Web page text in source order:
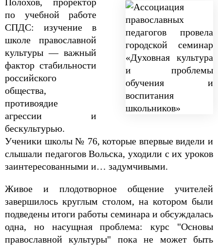
по учебной работе
СПДС: изучение в
школе православной
культуры — важный
фактор стабильности
российского
общества,
противоядие
агрессии и
бескультурью.
Ученики школы № 76, которые впервые видели и
слышали педагогов Вольска, уходили с их уроков
заинтересованными и… задумчивыми.
Живое и плодотворное общение учителей
завершилось круглым столом, на котором были
подведены итоги работы семинара и обсуждалась
одна, но насущная проблема: курс "Основы
православной культуры" пока не может быть